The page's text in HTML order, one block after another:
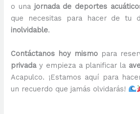
o una jornada de deportes
que necesitas para hacer de tu
inolvidable.
Contáctanos hoy mismo para
privaday empieza a planificar la
Acapulco. ¡Estamos aquí para
un recuerdo que jamás olvidarás!